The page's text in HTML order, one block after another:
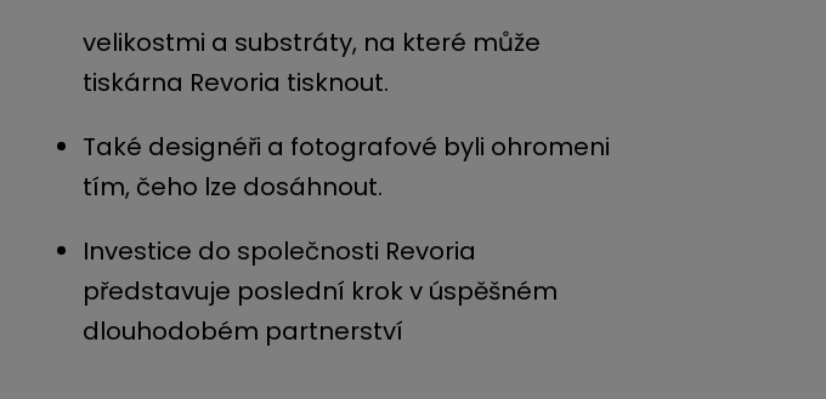
velikostmi a substráty, na které může
tiskárna Revoria tisknout.
Také designéři a fotografové byli ohromeni
tím, čeho lze dosáhnout.
Investice do společnosti Revoria
představuje poslední krok v úspěšném
dlouhodobém partnerství